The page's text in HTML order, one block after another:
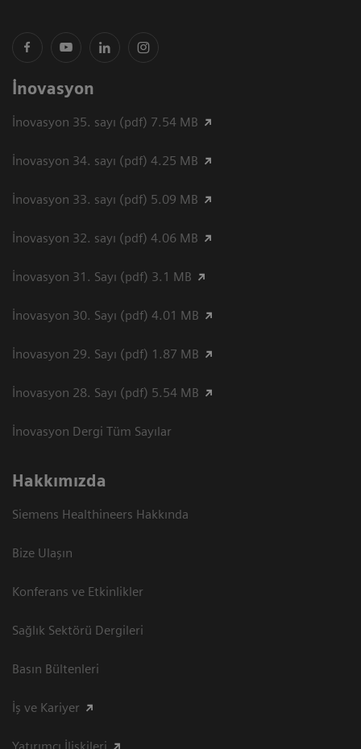
İnovasyon
İnovasyon 35. sayı (pdf) 7.54 MB
İnovasyon 34. sayı (pdf) 4.25 MB
İnovasyon 33. sayı (pdf) 5.09 MB
İnovasyon 32. sayı (pdf) 4.06 MB
İnovasyon 31. Sayı (pdf) 3.1 MB
İnovasyon 30. Sayı (pdf) 4.01 MB
İnovasyon 29. Sayı (pdf) 1.87 MB
İnovasyon 28. Sayı (pdf) 5.54 MB
İnovasyon Dergi Tüm Sayılar
Hakkımızda
Siemens Healthineers Hakkında
Bize Ulaşın
Konferans ve Etkinlikler
Sağlık Sektörü Dergileri
Basın Bültenleri
İş ve Kariyer